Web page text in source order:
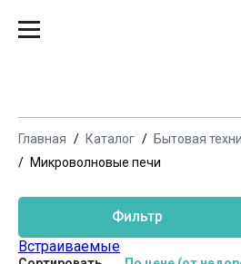
Главная Каталог
Бытовая
Микроволновые печи
Фильтр
Встраиваемые